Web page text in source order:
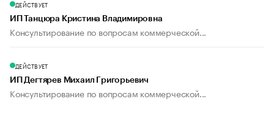
ДЕЙСТВУЕТ
ИП Танцюра Кристина Владимировна
Консультирование по вопросам коммерческой...
ДЕЙСТВУЕТ
ИП Дегтярев Михаил Григорьевич
Консультирование по вопросам коммерческой...